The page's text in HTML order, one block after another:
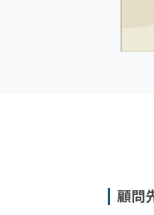
顧問